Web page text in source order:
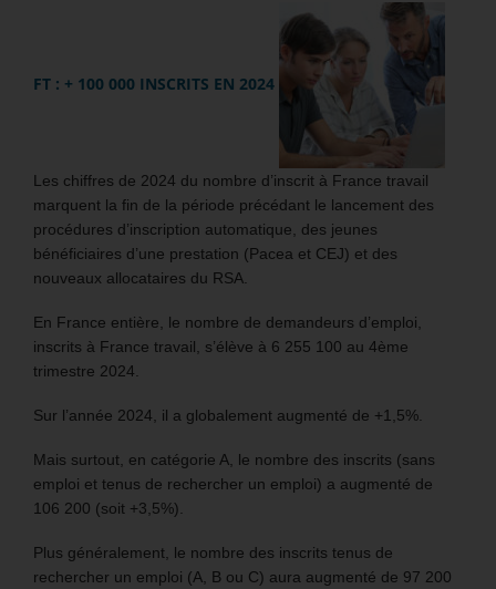
FT : + 100 000 INSCRITS EN 2024
Les chiffres de 2024 du nombre d’inscrit à France travail
marquent la fin de la période précédant le lancement des
procédures d’inscription automatique, des jeunes
bénéficiaires d’une prestation (Pacea et CEJ) et des
nouveaux allocataires du RSA.
En France entière, le nombre de demandeurs d’emploi,
inscrits à France travail, s’élève à 6 255 100 au 4ème
trimestre 2024.
Sur l’année 2024, il a globalement augmenté de +1,5%.
Mais surtout, en catégorie A, le nombre des inscrits (sans
emploi et tenus de rechercher un emploi) a augmenté de
106 200 (soit +3,5%).
Plus généralement, le nombre des inscrits tenus de
rechercher un emploi (A, B ou C) aura augmenté de 97 200